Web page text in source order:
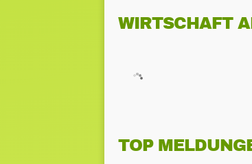
WIRTSCHAFT
TOP